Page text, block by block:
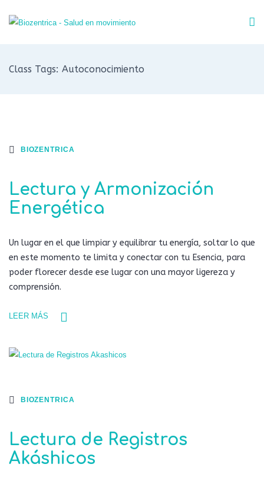
Class Tags: Autoconocimiento
BIOZENTRICA
Lectura y Armonización
Energética
Un lugar en el que limpiar y equilibrar tu energía, soltar lo que
en este momento te limita y conectar con tu Esencia, para
poder florecer desde ese lugar con una mayor ligereza y
comprensión.
LEER MÁS
BIOZENTRICA
Lectura de Registros
Akáshicos